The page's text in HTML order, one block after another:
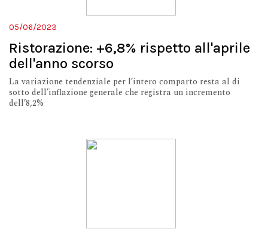
05/06/2023
Ristorazione: +6,8% rispetto all'aprile
dell'anno scorso
La variazione tendenziale per l’intero comparto resta al di
sotto dell’inflazione generale che registra un incremento
dell’8,2%